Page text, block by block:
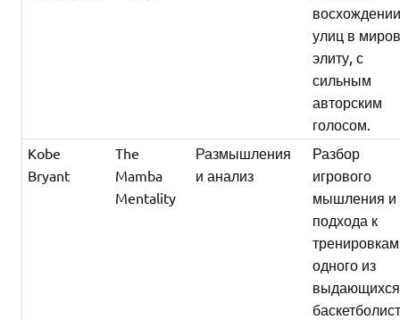
улиц в
элиту, с
сильным
авторским
голосом.
Kobe
Bryant
The
Mamba
Mentality
Размышления
и анализ
Разбор
игрового
мышления и
подхода к
одного из
выдающихся